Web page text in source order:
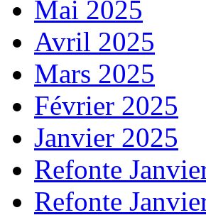
Mai 2025
Avril 2025
Mars 2025
Février 2025
Janvier 2025
Refonte
Refonte